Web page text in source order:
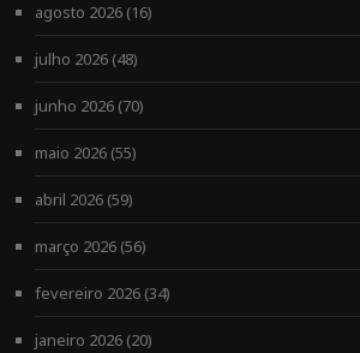
agosto 2026(16)
julho 2026(48)
junho 2026(70)
maio 2026(55)
abril 2026(59)
março 2026(56)
fevereiro 2026(34)
janeiro 2026(20)